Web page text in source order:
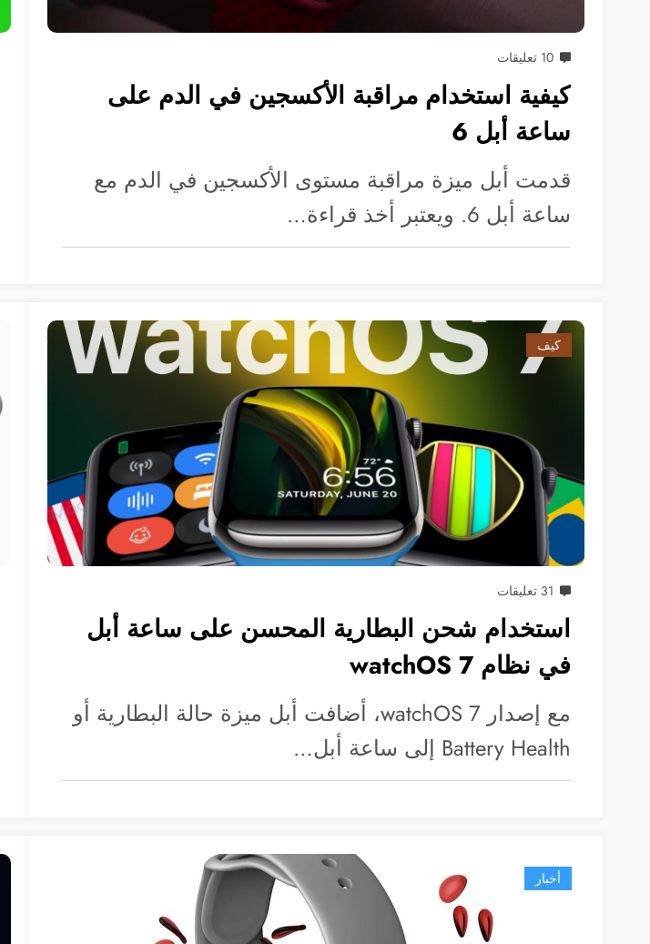
10 تعليقات
كيفية استخدام مراقبة الأكسجين في الدم على
ساعة أبل 6
قدمت أبل ميزة مراقبة مستوى الأكسجين في الدم مع
ساعة أبل 6. ويعتبر أخذ قراءة…
كيف
31 تعليقات
استخدام شحن البطارية المحسن على ساعة أبل
في نظام watchOS 7
مع إصدار watchOS 7، أضافت أبل ميزة حالة البطارية أو
Battery Health إلى ساعة أبل…
أخبار